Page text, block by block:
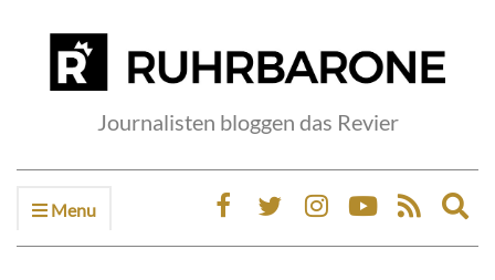
Journalisten bloggen das Revier
Menu